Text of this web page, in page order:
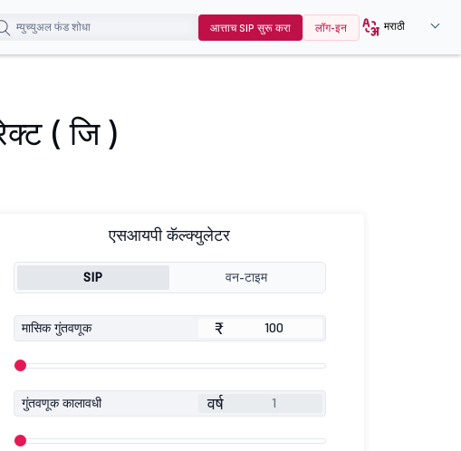
आत्ताच SIP सुरू करा लॉग-इन मराठी
( जि )
एसआयपी कॅल्क्युलेटर
SIP वन-टाइम
मासिक गुंतवणूक ₹
गुंतवणूक कालावधी वर्ष